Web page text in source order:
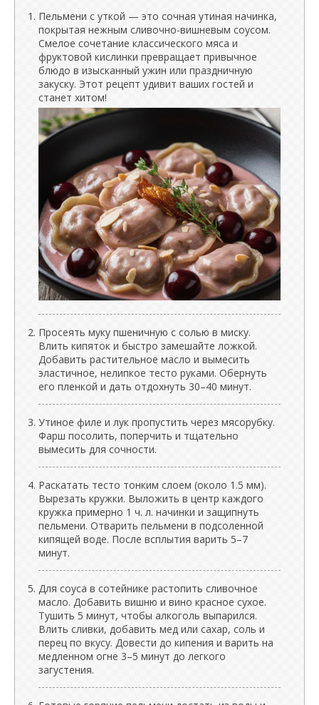
Пельмени с уткой — это сочная утиная начинка,
покрытая нежным сливочно-вишневым соусом.
Смелое сочетание классического мяса и
фруктовой кислинки превращает привычное
блюдо в изысканный ужин или праздничную
закуску. Этот рецепт удивит ваших гостей и
станет хитом!
Просеять муку пшеничную с солью в миску.
Влить кипяток и быстро замешайте ложкой.
Добавить растительное масло и вымесить
эластичное, нелипкое тесто руками. Обернуть
его пленкой и дать отдохнуть 30–40 минут.
Утиное филе и лук пропустить через мясорубку.
Фарш посолить, поперчить и тщательно
вымесить для сочности.
Раскатать тесто тонким слоем (около 1.5 мм).
Вырезать кружки. Выложить в центр каждого
кружка примерно 1 ч. л. начинки и защипнуть
пельмени. Отварить пельмени в подсоленной
кипящей воде. После всплытия варить 5–7
минут.
Для соуса в сотейнике растопить сливочное
масло. Добавить вишню и вино красное сухое.
Тушить 5 минут, чтобы алкоголь выпарился.
Влить сливки, добавить мед или сахар, соль и
перец по вкусу. Довести до кипения и варить на
медленном огне 3–5 минут до легкого
загустения.